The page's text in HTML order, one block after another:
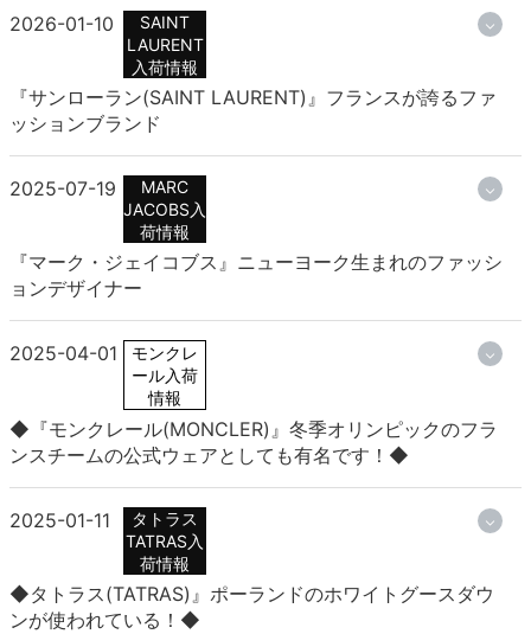
2026-01-10
SAINT
LAURENT
入荷情報
『サンローラン(SAINT LAURENT)』フランスが誇るファ
ッションブランド
2025-07-19
MARC
JACOBS入
荷情報
『マーク・ジェイコブス』ニューヨーク生まれのファッシ
ョンデザイナー
2025-04-01
モンクレ
ール入荷
情報
◆『モンクレール(MONCLER)』冬季オリンピックのフラ
ンスチームの公式ウェアとしても有名です！◆
2025-01-11
タトラス
TATRAS入
荷情報
◆タトラス(TATRAS)』ポーランドのホワイトグースダウ
ンが使われている！◆